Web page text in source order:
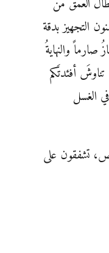
التجهيز بدقة
صارماً والنهايةُ
تناوشَ أفئدتَكم
الغسل
تشفقون على